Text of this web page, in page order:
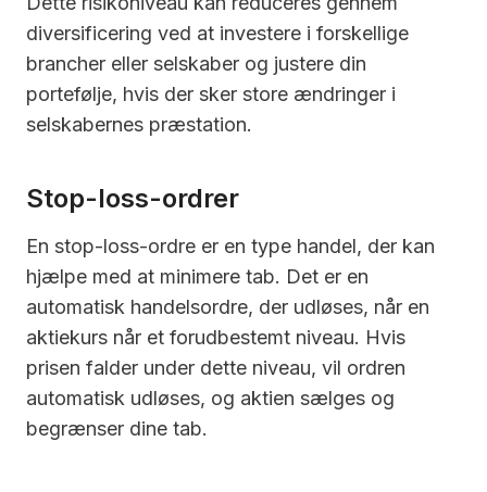
diversificering ved at investere i forskellige
brancher eller selskaber og justere din
portefølje, hvis der sker store ændringer i
selskabernes præstation.
Stop-loss-ordrer
En stop-loss-ordre er en type handel, der kan
hjælpe med at minimere tab. Det er en
automatisk handelsordre, der udløses, når en
aktiekurs når et forudbestemt niveau. Hvis
prisen falder under dette niveau, vil ordren
automatisk udløses, og aktien sælges og
begrænser dine tab.